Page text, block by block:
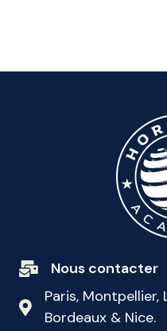
Nous contacter
Paris, Montpellier,
Bordeaux & Nice.